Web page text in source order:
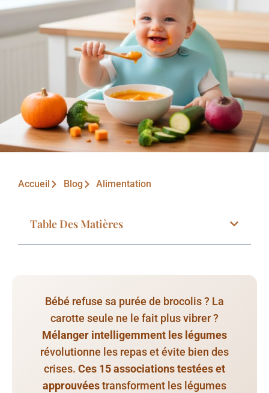
Accueil Blog Alimentation
Table Des Matières
Bébé refuse sa purée de brocolis ? La
carotte seule ne le fait plus vibrer ?
Mélanger intelligemment les légumes
révolutionne les repas et évite bien des
crises. Ces 15 associations testées et
approuvéestransforment les légumes